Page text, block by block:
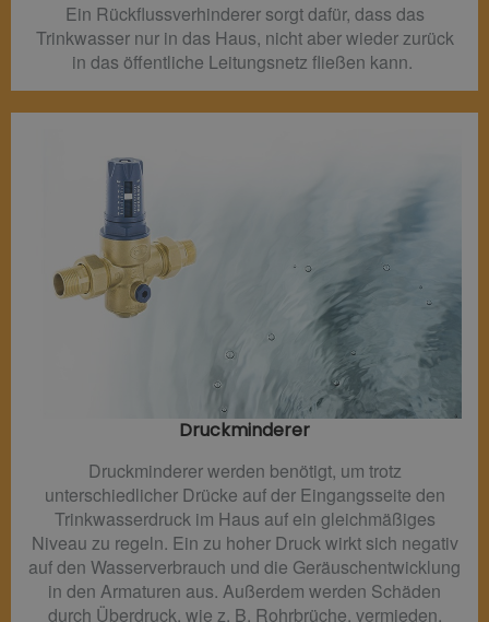
Ein Rückflussverhinderer sorgt dafür, dass das
Trinkwasser nur in das Haus, nicht aber wieder zurück
in das öffentliche Leitungsnetz fließen kann.
Druckminderer​
Druckminderer werden benötigt, um trotz
unterschiedlicher Drücke auf der Eingangsseite den
Trinkwasserdruck im Haus auf ein gleichmäßiges
Niveau zu regeln. Ein zu hoher Druck wirkt sich negativ
auf den Wasserverbrauch und die Geräuschentwicklung
in den Armaturen aus. Außerdem werden Schäden
durch Überdruck, wie z. B. Rohrbrüche, vermieden.